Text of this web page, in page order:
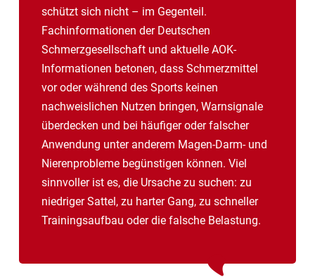
schützt sich nicht – im Gegenteil.
Fachinformationen der Deutschen
Schmerzgesellschaft und aktuelle AOK-
Informationen betonen, dass Schmerzmittel
vor oder während des Sports keinen
nachweislichen Nutzen bringen, Warnsignale
überdecken und bei häufiger oder falscher
Anwendung unter anderem Magen-Darm- und
Nierenprobleme begünstigen können. Viel
sinnvoller ist es, die Ursache zu suchen: zu
niedriger Sattel, zu harter Gang, zu schneller
Trainingsaufbau oder die falsche Belastung.